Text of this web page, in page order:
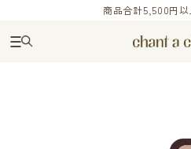
商品合計5,500円